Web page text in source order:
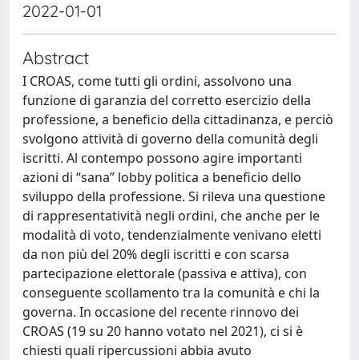
2022-01-01
Abstract
I CROAS, come tutti gli ordini, assolvono una
funzione di garanzia del corretto esercizio della
professione, a beneficio della cittadinanza, e perciò
svolgono attività di governo della comunità degli
iscritti. Al contempo possono agire importanti
azioni di “sana” lobby politica a beneficio dello
sviluppo della professione. Si rileva una questione
di rappresentatività negli ordini, che anche per le
modalità di voto, tendenzialmente venivano eletti
da non più del 20% degli iscritti e con scarsa
partecipazione elettorale (passiva e attiva), con
conseguente scollamento tra la comunità e chi la
governa. In occasione del recente rinnovo dei
CROAS (19 su 20 hanno votato nel 2021), ci si è
chiesti quali ripercussioni abbia avuto